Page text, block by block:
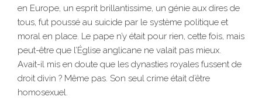
en Europe, un esprit brillantissime, un génie aux dires de
tous, fut poussé au suicide par le système politique et
moral en place. Le pape n’y était pour rien, cette fois, mais
peut-être que l’Église anglicane ne valait pas mieux.
Avait-il mis en doute que les dynasties royales fussent de
droit divin ? Même pas. Son seul crime était d’être
homosexuel.